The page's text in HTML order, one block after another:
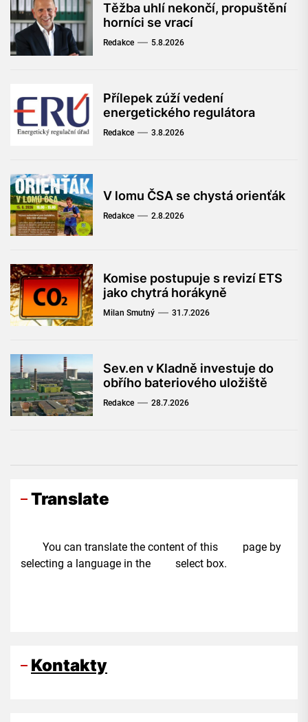
Těžba uhlí nekončí, propuštění
horníci se vrací
Redakce 5.8.2026
Přílepek zúží vedení
energetického regulátora
Redakce 3.8.2026
V lomu ČSA se chystá orienťák
Redakce 2.8.2026
Komise postupuje s revizí ETS
jako chytrá horákyně
Milan Smutný 31.7.2026
Sev.en v Kladně investuje do
obřího bateriového uložiště
Redakce 28.7.2026
Translate
You can translate the content of this page by
selecting a language in the select box.
Kontakty